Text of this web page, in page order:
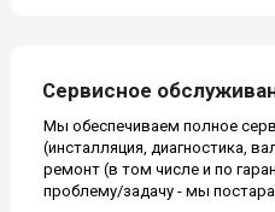
Наши контакты
+7 (499) 322-99-34